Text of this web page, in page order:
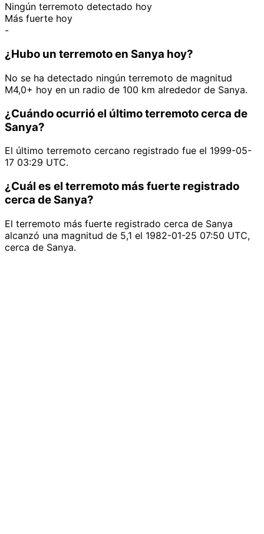
Ningún terremoto detectado hoy
Más fuerte hoy
-
¿Hubo un terremoto en Sanya hoy?
No se ha detectado ningún terremoto de magnitud
M4,0+ hoy en un radio de 100 km alrededor de Sanya.
¿Cuándo ocurrió el último terremoto cerca de
Sanya?
El último terremoto cercano registrado fue el 1999-05-
17 03:29 UTC.
¿Cuál es el terremoto más fuerte registrado
cerca de Sanya?
El terremoto más fuerte registrado cerca de Sanya
alcanzó una magnitud de 5,1 el 1982-01-25 07:50 UTC,
cerca de Sanya.